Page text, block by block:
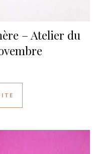
– Atelier du